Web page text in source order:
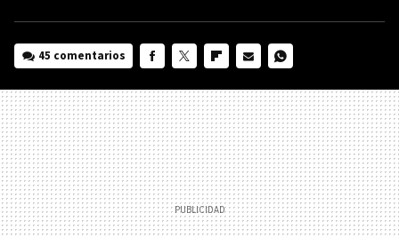
45 comentarios
MAIL